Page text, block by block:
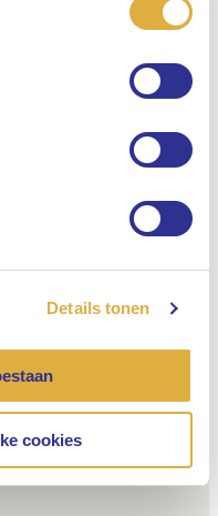
Details tonen
cookies